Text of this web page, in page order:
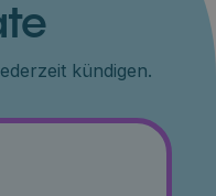
kündigen.